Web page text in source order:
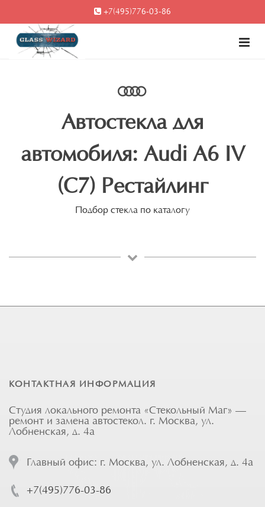
+7(495)776-03-86
Автостекла для
автомобиля: Audi A6 IV
(C7) Рестайлинг
Подбор стекла по каталогу
КОНТАКТНАЯ ИНФОРМАЦИЯ
Студия локального ремонта «Стекольный Маг» —
ремонт и замена автостекол. г. Москва, ул.
Лобненская, д. 4а
Главный офис: г. Москва, ул. Лобненская, д. 4а
+7(495)776-03-86